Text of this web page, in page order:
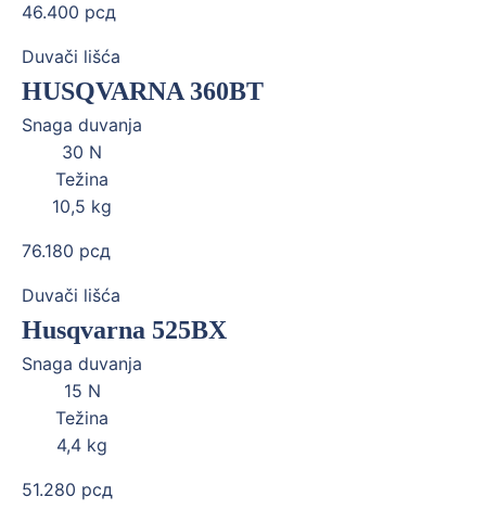
46.400 рсд
Duvači lišća
HUSQVARNA 360BT
Snaga duvanja
30 N
Težina
10,5 kg
76.180 рсд
Duvači lišća
Husqvarna 525BX
Snaga duvanja
15 N
Težina
4,4 kg
51.280 рсд